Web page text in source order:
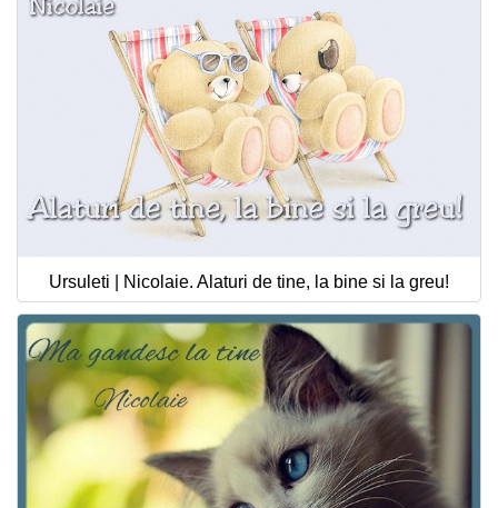
Ursuleti | Nicolaie. Alaturi de tine, la bine si la greu!